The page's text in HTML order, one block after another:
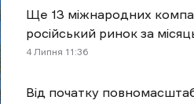
Ще 13 міжнародних
російський ринок за
4 Липня 11:36
Від початку